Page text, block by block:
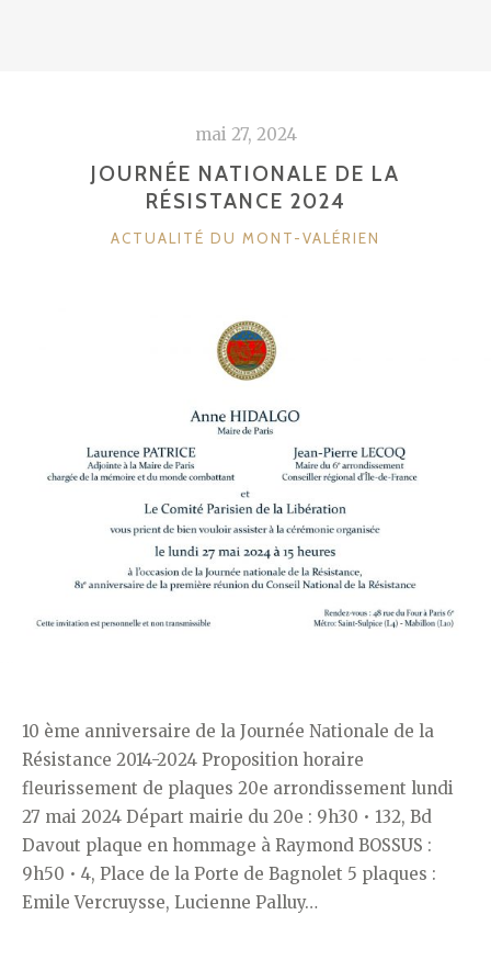
mai 27, 2024
JOURNÉE NATIONALE DE LA
RÉSISTANCE 2024
CATÉGORIES
ACTUALITÉ DU MONT-VALÉRIEN
10 ème anniversaire de la Journée Nationale de la
Résistance 2014-2024 Proposition horaire
fleurissement de plaques 20e arrondissement lundi
27 mai 2024 Départ mairie du 20e : 9h30 • 132, Bd
Davout plaque en hommage à Raymond BOSSUS :
9h50 • 4, Place de la Porte de Bagnolet 5 plaques :
Emile Vercruysse, Lucienne Palluy…